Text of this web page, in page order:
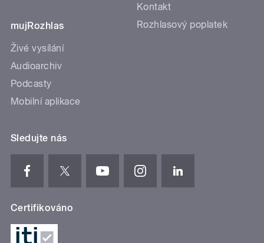
mujRozhlas
Živé vysílání
Audioarchiv
Podcasty
Mobilní aplikace
Kontakt
Rozhlasový poplatek
Sledujte nás
Certifikováno